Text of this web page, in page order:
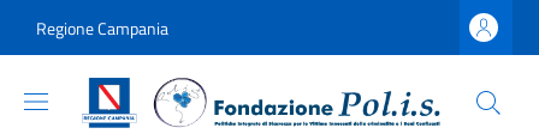
Regione Campania